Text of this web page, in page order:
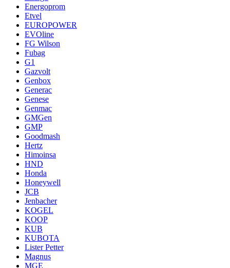
Energoprom
Etvel
EUROPOWER
EVOline
FG Wilson
Fubag
G1
Gazvolt
Genbox
Generac
Genese
Genmac
GMGen
GMP
Goodmash
Hertz
Himoinsa
HND
Honda
Honeywell
JCB
Jenbacher
KOGEL
KOOP
KUB
KUBOTA
Lister Petter
Magnus
MGE